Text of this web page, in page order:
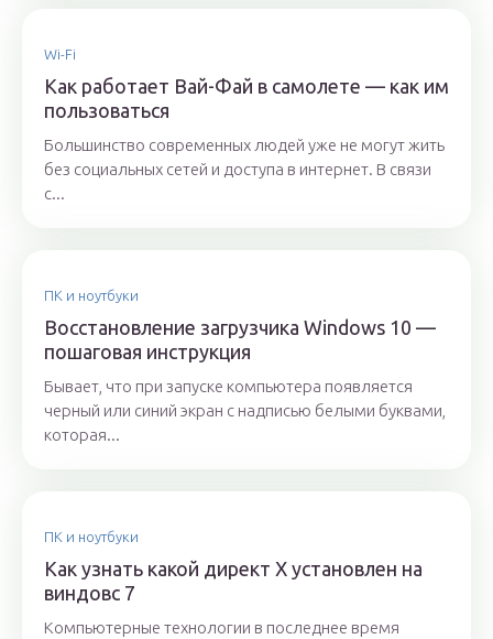
Wi-Fi
Как работает Вай-Фай в самолете — как им
пользоваться
Большинство современных людей уже не могут жить
без социальных сетей и доступа в интернет. В связи
с...
ПК и ноутбуки
Восстановление загрузчика Windows 10 —
пошаговая инструкция
Бывает, что при запуске компьютера появляется
черный или синий экран с надписью белыми буквами,
которая...
ПК и ноутбуки
Как узнать какой директ X установлен на
виндовс 7
Компьютерные технологии в последнее время